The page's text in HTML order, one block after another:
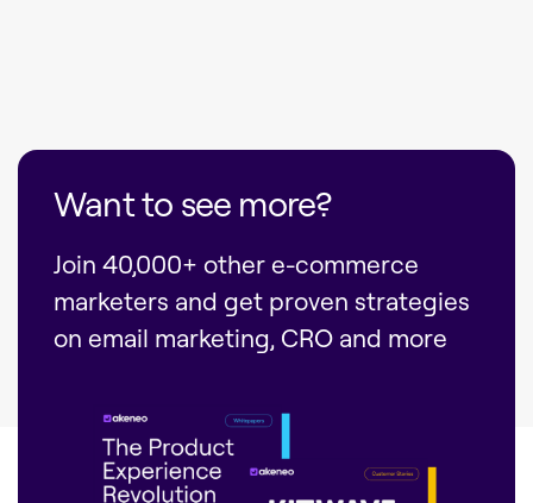
Want to see more?
Join 40,000+ other e-commerce
marketers and get proven strategies
on email marketing, CRO and more